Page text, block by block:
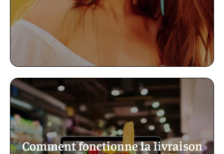
Comment fonctionne la livraison